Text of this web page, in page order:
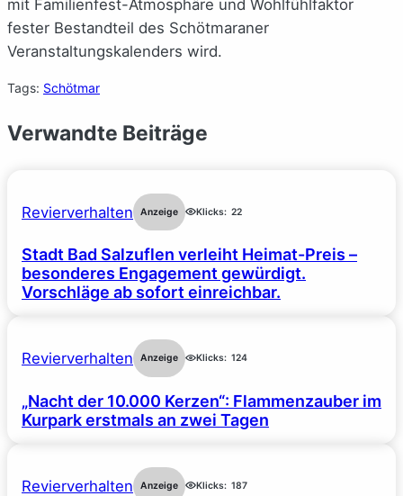
mit Familienfest-Atmosphäre und Wohlfühlfaktor
fester Bestandteil des Schötmaraner
Veranstaltungskalenders wird.
Tags: Schötmar
Verwandte Beiträge
Revierverhalten Anzeige Klicks: 22
Stadt Bad Salzuflen verleiht Heimat-Preis –
besonderes Engagement gewürdigt.
Vorschläge ab sofort einreichbar.
Revierverhalten Anzeige Klicks: 124
„Nacht der 10.000 Kerzen“: Flammenzauber im
Kurpark erstmals an zwei Tagen
Revierverhalten Anzeige Klicks: 187